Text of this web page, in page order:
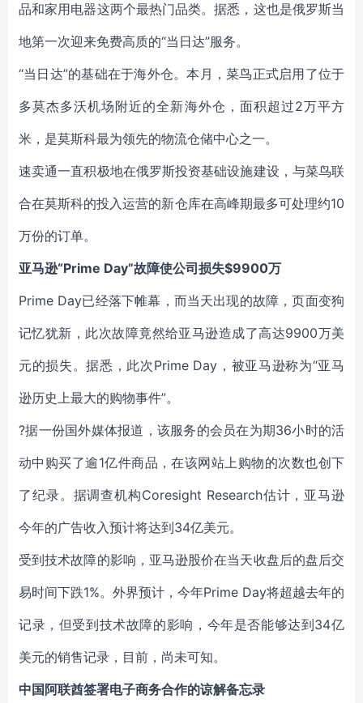
品和家用电器这两个最热门品类。据悉，这也是俄罗斯当
地第一次迎来免费高质的“当日达”服务。
“当日达”的基础在于海外仓。本月，菜鸟正式启用了位于
多莫杰多沃机场附近的全新海外仓，面积超过2万平方
米，是莫斯科最为领先的物流仓储中心之一。
速卖通一直积极地在俄罗斯投资基础设施建设，与菜鸟联
合在莫斯科的投入运营的新仓库在高峰期最多可处理约10
万份的订单。
亚马逊“Prime Day”故障使公司损失$9900万
Prime Day已经落下帷幕，而当天出现的故障，页面变狗
记忆犹新，此次故障竟然给亚马逊造成了高达9900万美
元的损失。据悉，此次Prime Day，被亚马逊称为“亚马
逊历史上最大的购物事件”。
?据一份国外媒体报道，该服务的会员在为期36小时的活
动中购买了逾1亿件商品，在该网站上购物的次数也创下
了纪录。据调查机构Coresight Research估计，亚马逊
今年的广告收入预计将达到34亿美元。
受到技术故障的影响，亚马逊股价在当天收盘后的盘后交
易时间下跌1%。外界预计，今年Prime Day将超越去年的
记录，但受到技术故障的影响，今年是否能够达到34亿
美元的销售记录，目前，尚未可知。
中国阿联酋签署电子商务合作的谅解备忘录